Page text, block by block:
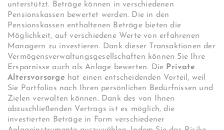
unterstützt. Beträge können in verschiedenen
Pensionskassen bewertet werden. Die in den
Pensionskassen enthaltenen Beträge bieten die
Möglichkeit, auf verschiedene Werte von erfahrenen
Managern zu investieren. Dank dieser Transaktionen der
Vermögensverwaltungsgesellschaften können Sie Ihre
Ersparnisse auch als Anlage bewerten. Die Private
Altersvorsorge hat einen entscheidenden Vorteil, weil
Sie Portfolios nach Ihren persönlichen Bedürfnissen und
Zielen verwalten können. Dank des von Ihnen
abzuschließenden Vertrags ist es möglich, die
investierten Beträge in Form verschiedener